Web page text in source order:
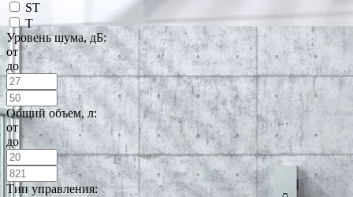
ST
T
Уровень шума, дБ:
от
до
Общий объем, л:
от
до
Тип управления: